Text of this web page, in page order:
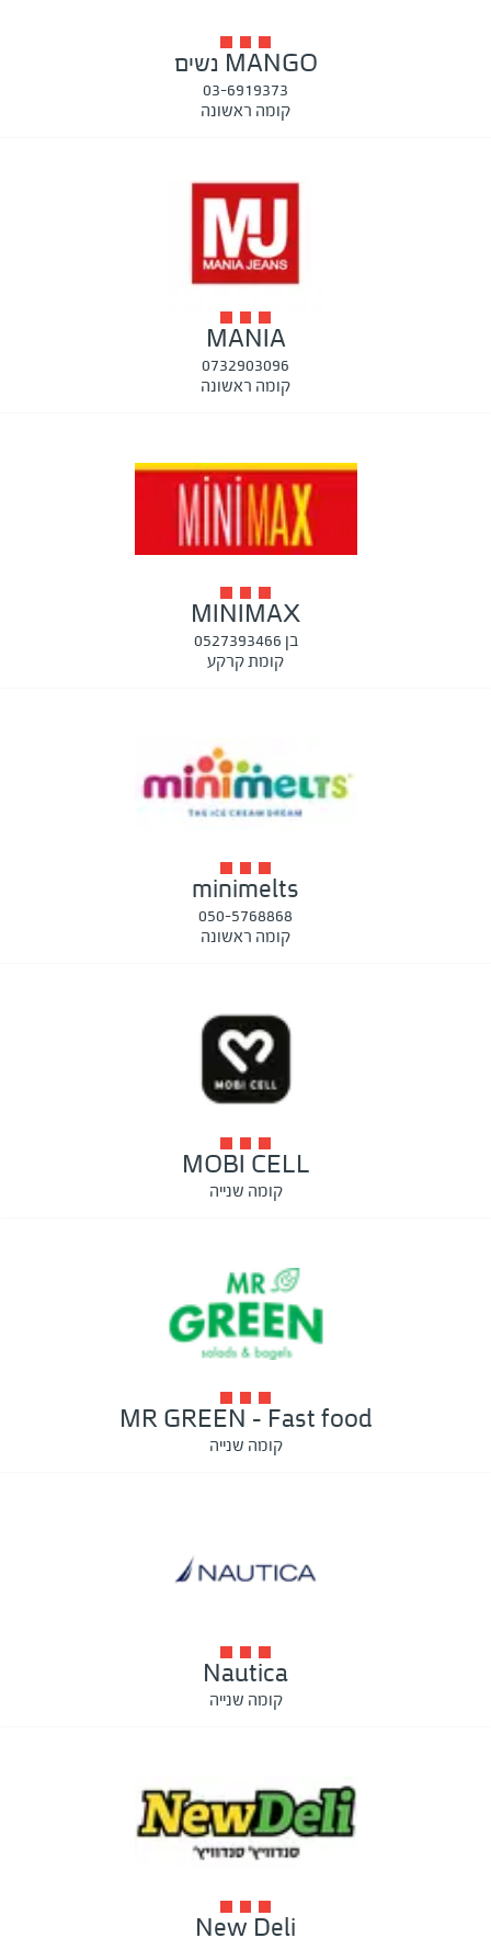
MANGO נשים
03-6919373
קומה ראשונה
MANIA
0732903096
קומה ראשונה
MINIMAX
בן 0527393466
קומת קרקע
minimelts
050-5768868
קומה ראשונה
MOBI CELL
קומה שנייה
MR GREEN - Fast food
קומה שנייה
Nautica
קומה שנייה
New Deli